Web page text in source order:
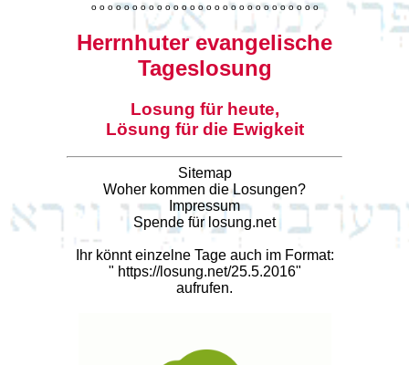
o o o o o o o o o o o o o o o o o o o o o o o o o o o o
Herrnhuter evangelische
Tageslosung
Losung für heute,
Lösung für die Ewigkeit
Sitemap
Woher kommen die Losungen?
Impressum
Spende für losung.net
Ihr könnt einzelne Tage auch im Format:
" https://losung.net/25.5.2016"
aufrufen.